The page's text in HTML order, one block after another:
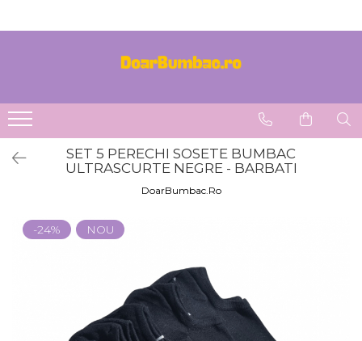
SET 5 Prosoape 100% Bumbac
SET 5 PERECHI SOSETE BUMBAC
ULTRASCURTE NEGRE - BARBATI
DoarBumbac.Ro
-24% NOU